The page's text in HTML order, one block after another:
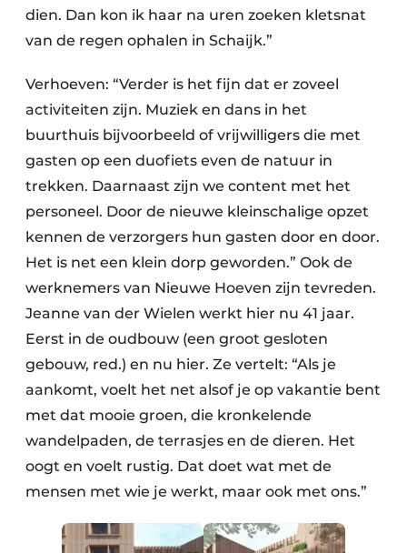
dien. Dan kon ik haar na uren zoeken kletsnat
van de regen ophalen in Schaijk.”
Verhoeven: “Verder is het fijn dat er zoveel
activiteiten zijn. Muziek en dans in het
buurthuis bijvoorbeeld of vrijwilligers die met
gasten op een duofiets even de natuur in
trekken. Daarnaast zijn we content met het
personeel. Door de nieuwe kleinschalige opzet
kennen de verzorgers hun gasten door en door.
Het is net een klein dorp geworden.” Ook de
werknemers van Nieuwe Hoeven zijn tevreden.
Jeanne van der Wielen werkt hier nu 41 jaar.
Eerst in de oudbouw (een groot gesloten
gebouw, red.) en nu hier. Ze vertelt: “Als je
aankomt, voelt het net alsof je op vakantie bent
met dat mooie groen, die kronkelende
wandelpaden, de terrasjes en de dieren. Het
oogt en voelt rustig. Dat doet wat met de
mensen met wie je werkt, maar ook met ons.”